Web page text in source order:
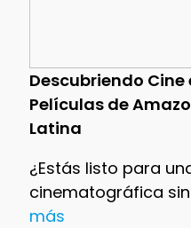
Descubriendo Cine
Películas de
Latina
¿Estás listo para
cinematográfica
más